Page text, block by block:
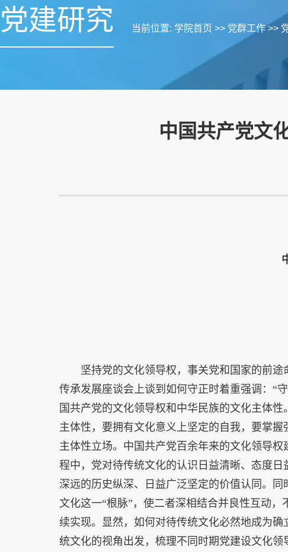
党建研究 当前位置: 学院首页 >> 党群工作>>
中国共产党文
坚持党的文化领导权，事关党和国家的前
传承发展座谈会上谈到如何守正时着重强调：“
国共产党的文化领导权和中华民族的文化主体
主体性，要拥有文化意义上坚定的自我，要掌
主体性立场。中国共产党百余年来的文化领导
程中，党对待传统文化的认识日益清晰、态度
深远的历史纵深、日益广泛坚定的价值认同。
文化这一“根脉”，使二者深相结合并良性互动
续实现。显然，如何对待传统文化必然地成为
统文化的视角出发，梳理不同时期党建设文化